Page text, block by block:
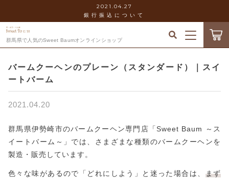
2021.04.27
銀行振込について
群馬県で人気のSweet Baumオンラインショップ
バームクーヘンのプレーン（スタンダード）｜スイ
ートバーム
2021.04.20
群馬県伊勢崎市のバームクーヘン専門店「Sweet Baum ～ス
イートバーム～」では、さまざまな種類のバームクーヘンを
製造・販売しています。
色々な味があるので「どれにしよう」と迷った場合は、 まず
ログイン / 会員登録
お気に入り
当社について
お知らせ
ショッピングガイド
すべて
ホール